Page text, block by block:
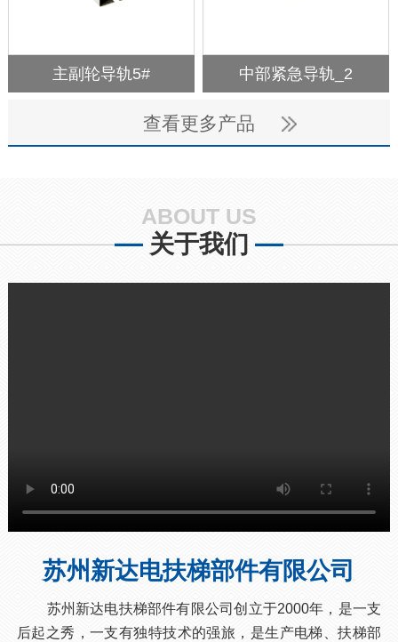
主副轮导轨5# 中部紧急导轨_2
查看更多产品
ABOUT US
关于我们
苏州新达电扶梯部件有限公司
苏州新达电扶梯部件有限公司创立于2000年，是一支
后起之秀，一支有独特技术的强旅，是生产电梯、扶梯部